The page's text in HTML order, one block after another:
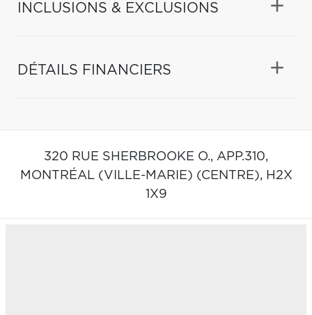
INCLUSIONS & EXCLUSIONS
DÉTAILS FINANCIERS
320 RUE SHERBROOKE O., APP.310,
MONTRÉAL (VILLE-MARIE) (CENTRE), H2X
1X9